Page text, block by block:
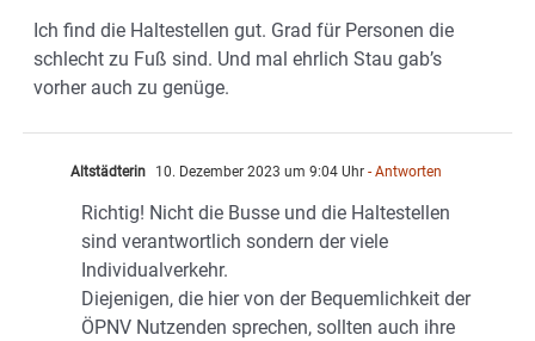
Ich find die Haltestellen gut. Grad für Personen die
schlecht zu Fuß sind. Und mal ehrlich Stau gab’s
vorher auch zu genüge.
Altstädterin 10. Dezember 2023 um 9:04 Uhr - Antworten
Richtig! Nicht die Busse und die Haltestellen
sind verantwortlich sondern der viele
Individualverkehr.
Diejenigen, die hier von der Bequemlichkeit der
ÖPNV Nutzenden sprechen, sollten auch ihre